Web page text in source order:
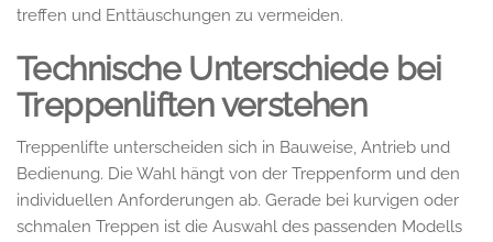
treffen und Enttäuschungen zu vermeiden.
Technische Unterschiede bei
Treppenliften verstehen
Treppenlifte unterscheiden sich in Bauweise, Antrieb und
Bedienung. Die Wahl hängt von der Treppenform und den
individuellen Anforderungen ab. Gerade bei kurvigen oder
schmalen Treppen ist die Auswahl des passenden Modells